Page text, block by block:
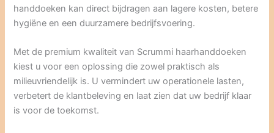
handdoeken kan direct bijdragen aan lagere kosten, betere
hygiëne en een duurzamere bedrijfsvoering.
Met de premium kwaliteit van Scrummi haarhanddoeken
kiest u voor een oplossing die zowel praktisch als
milieuvriendelijk is. U vermindert uw operationele lasten,
verbetert de klantbeleving en laat zien dat uw bedrijf klaar
is voor de toekomst.